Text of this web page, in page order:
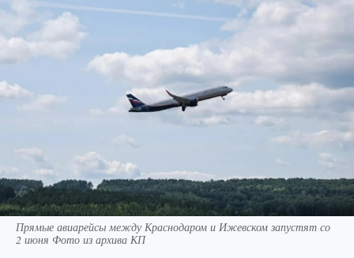
Прямые авиарейсы между Краснодаром и Ижевском запустят со
2 июня Фото из архива КП